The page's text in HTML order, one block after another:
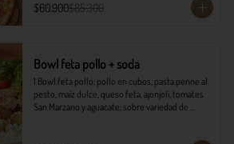
$60.900$85.300
Bowl feta pollo + soda
1 Bowl feta pollo: pollo en cubos, pasta penne al
pesto, maíz dulce, queso feta, ajonjolí, tomates
San Marzano y aguacate; sobre variedad de